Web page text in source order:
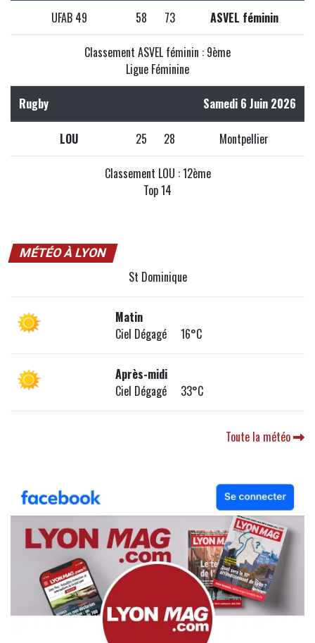
UFAB 49 58 73 ASVEL féminin
Classement ASVEL féminin : 9ème
Ligue Féminine
Rugby Samedi 6 Juin 2026
LOU 25 28 Montpellier
Classement LOU : 12ème
Top 14
MÉTÉO À LYON
St Dominique
Matin
Ciel Dégagé 16°C
Après-midi
Ciel Dégagé 33°C
Toute la météo